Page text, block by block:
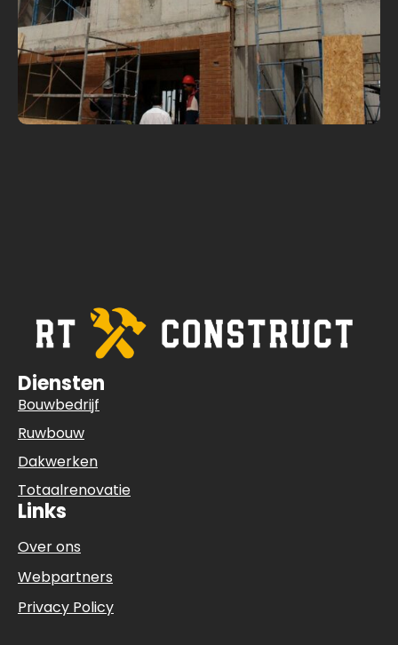
Diensten
Bouwbedrijf
Ruwbouw
Dakwerken
Totaalrenovatie
Links
Over ons
Webpartners
Privacy Policy